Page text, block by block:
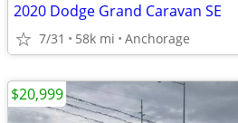
2020 Dodge Grand Caravan SE
7/31 58k mi Anchorage
$20,999